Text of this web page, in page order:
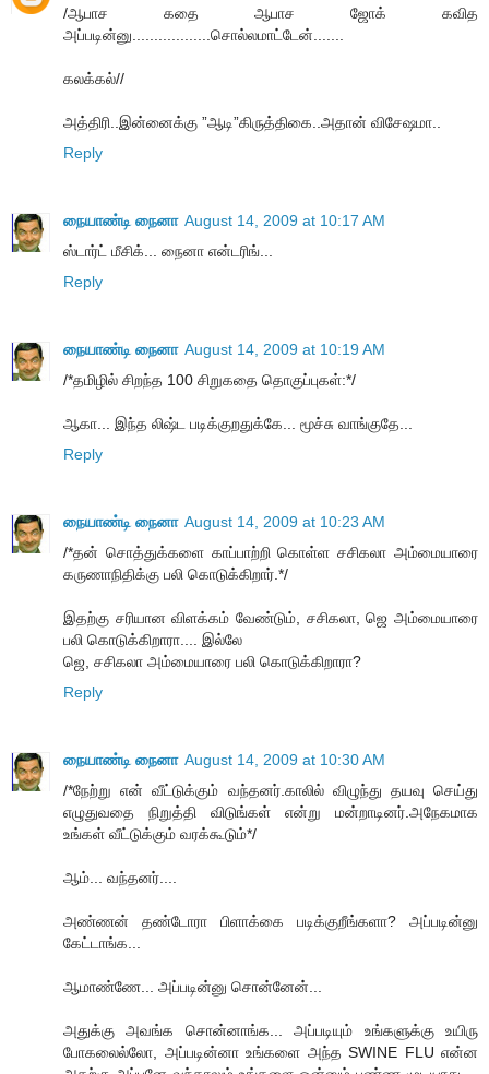
/ஆபாச கதை ஆபாச ஜோக் கவித
அப்படின்னு..................சொல்லமாட்டேன்.......
கலக்கல்//
அத்திரி..இன்னைக்கு ”ஆடி”கிருத்திகை..அதான் விசேஷமா..
Reply
நையாண்டி நைனா August 14, 2009 at 10:17 AM
ஸ்டார்ட் மீசிக்... நைனா என்டரிங்...
Reply
நையாண்டி நைனா August 14, 2009 at 10:19 AM
/*தமிழில் சிறந்த 100 சிறுகதை தொகுப்புகள்:*/
ஆகா... இந்த லிஷ்ட படிக்குறதுக்கே... மூச்சு வாங்குதே...
Reply
நையாண்டி நைனா August 14, 2009 at 10:23 AM
/*தன் சொத்துக்களை காப்பாற்றி கொள்ள சசிகலா அம்மையாரை
கருணாநிதிக்கு பலி கொடுக்கிறார்.*/
இதற்கு சரியான விளக்கம் வேண்டும், சசிகலா, ஜெ அம்மையாரை
பலி கொடுக்கிறாரா.... இல்லே
ஜெ, சசிகலா அம்மையாரை பலி கொடுக்கிறாரா?
Reply
நையாண்டி நைனா August 14, 2009 at 10:30 AM
/*நேற்று என் வீட்டுக்கும் வந்தனர்.காலில் விழுந்து தயவு செய்து
எழுதுவதை நிறுத்தி விடுங்கள் என்று மன்றாடினர்.அநேகமாக
உங்கள் வீட்டுக்கும் வரக்கூடும்*/
ஆம்... வந்தனர்....
அண்ணன் தண்டோரா பிளாக்கை படிக்குறீங்களா? அப்படின்னு
கேட்டாங்க...
ஆமாண்ணே... அப்படின்னு சொன்னேன்...
அதுக்கு அவங்க சொன்னாங்க... அப்படியும் உங்களுக்கு உயிரு
போகலைல்லோ, அப்படின்னா உங்களை அந்த SWINE FLU என்ன